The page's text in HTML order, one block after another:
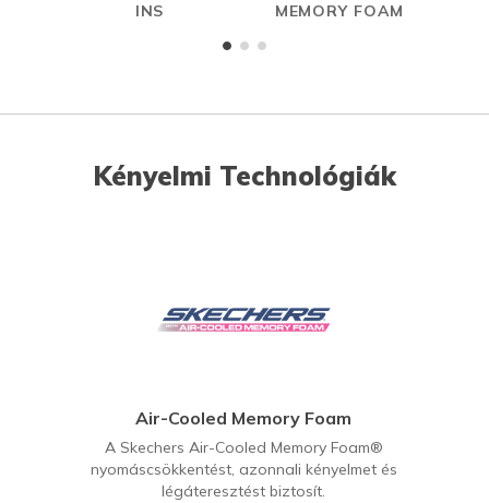
INS
MEMORY FOAM
Kényelmi Technológiák
Air-Cooled Memory Foam
A Skechers Air-Cooled Memory Foam®
nyomáscsökkentést, azonnali kényelmet és
légáteresztést biztosít.